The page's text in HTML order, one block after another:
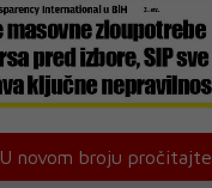
U novom broju pročitajte